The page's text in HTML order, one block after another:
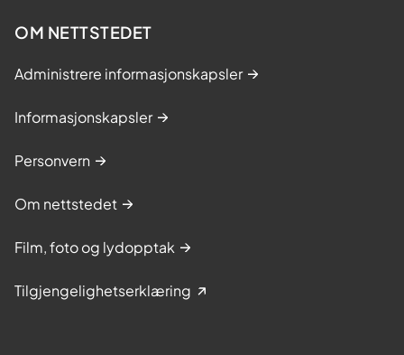
OM NETTSTEDET
Administrere informasjonskapsler
Informasjonskapsler
Personvern
Om nettstedet
Film, foto og lydopptak
Tilgjengelighetserklæring